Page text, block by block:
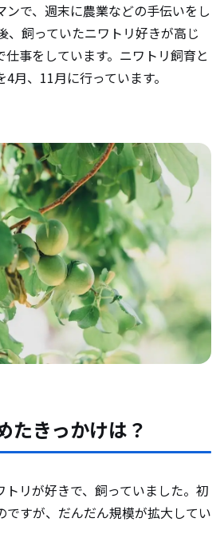
ンで、週末に農業などの手伝いをし
、飼っていたニワトリ好きが高じ
事をしています。ニワトリ飼育と
月、11月に行っています。
たきっかけは？
トリが好きで、飼っていました。初
ですが、だんだん規模が拡大してい